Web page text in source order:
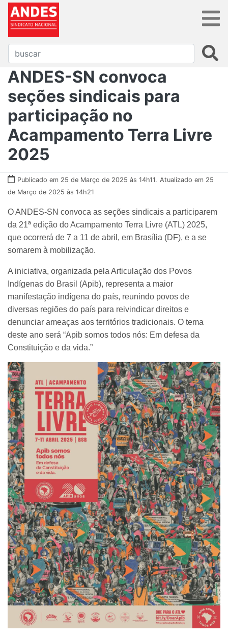
ANDES-SN convoca
seções sindicais para
participação no
Acampamento Terra Livre
2025
Publicado em 25 de Março de 2025 às 14h11. Atualizado em 25
de Março de 2025 às 14h21
O ANDES-SN convoca as seções sindicais a participarem
da 21ª edição do Acampamento Terra Livre (ATL) 2025,
que ocorrerá de 7 a 11 de abril, em Brasília (DF), e a se
somarem à mobilização.
A iniciativa, organizada pela Articulação dos Povos
Indígenas do Brasil (Apib), representa a maior
manifestação indígena do país, reunindo povos de
diversas regiões do país para reivindicar direitos e
denunciar ameaças aos territórios tradicionais. O tema
deste ano será “Apib somos todos nós: Em defesa da
Constituição e da vida.”